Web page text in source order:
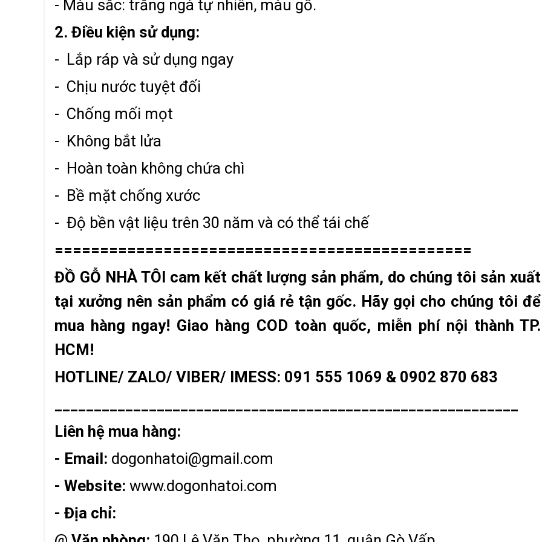
- Màu sắc: trắng ngà tự nhiên, màu gỗ.
2. Điều kiện sử dụng:
- Lắp ráp và sử dụng ngay
- Chịu nước tuyệt đối
- Chống mối mọt
- Không bắt lửa
- Hoàn toàn không chứa chì
- Bề mặt chống xước
- Độ bền vật liệu trên 30 năm và có thể tái chế
==============================================
ĐỒ GỖ NHÀ TÔI cam kết chất lượng sản phẩm, do chúng tôi sản xuất
tại xưởng nên sản phẩm có giá rẻ tận gốc. Hãy gọi cho chúng tôi để
mua hàng ngay! Giao hàng COD toàn quốc, miễn phí nội thành TP.
HCM!
HOTLINE/ ZALO/ VIBER/ IMESS: 091 555 1069 & 0902 870 683
Liên hệ mua hàng:
- Email: dogonhatoi@gmail.com
- Website: www.dogonhatoi.com
- Địa chỉ: